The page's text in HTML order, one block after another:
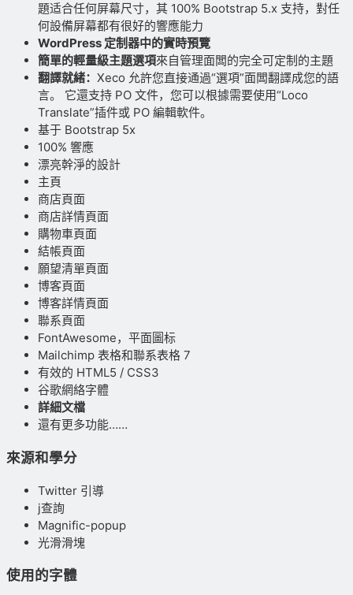
題适合任何屏幕尺寸，其 100% Bootstrap 5.x 支持，對任
何設備屏幕都有很好的響應能力
WordPress 定制器中的實時預覽
簡單的輕量級主題選項來自管理面闆的完全可定制的主題
翻譯就緒： Xeco 允許您直接通過“選項”面闆翻譯成您的語
言。 它還支持 PO 文件，您可以根據需要使用“Loco
Translate”插件或 PO 編輯軟件。
基于 Bootstrap 5x
100% 響應
漂亮幹淨的設計
主頁
商店頁面
商店詳情頁面
購物車頁面
結帳頁面
願望清單頁面
博客頁面
博客詳情頁面
聯系頁面
FontAwesome，平面圖标
Mailchimp 表格和聯系表格 7
有效的 HTML5 / CSS3
谷歌網絡字體
詳細文檔
還有更多功能……
來源和學分
Twitter 引導
j查詢
Magnific-popup
光滑滑塊
使用的字體